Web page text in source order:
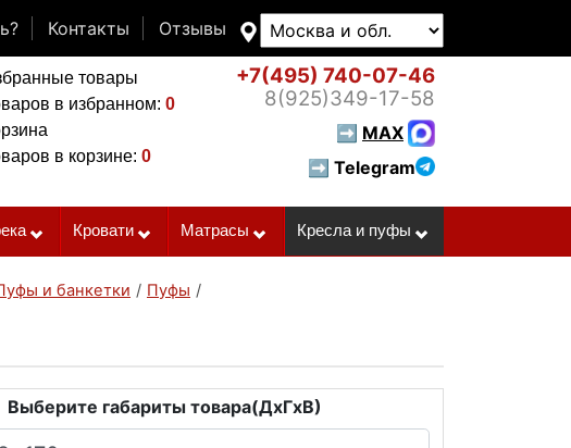
Контакты Отзывы
товары
в избранном: 0
в корзине: 0
+7(495) 740-07-46
8(925)349-17-58
➡ MAX
➡ Telegram
Кровати Матрасы Кресла и пуфы
и банкетки / Пуфы /
Выберите габариты товара(ДxГxВ)